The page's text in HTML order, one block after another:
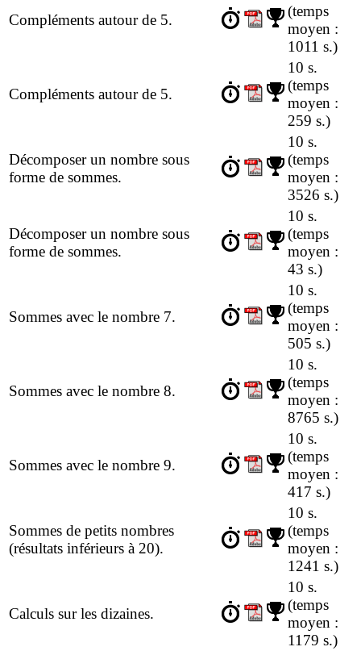
Compléments autour de 5.
(temps
moyen :
1011 s.)
Compléments autour de 5.
10 s.
(temps
moyen :
259 s.)
Décomposer un nombre sous
forme de sommes.
10 s.
(temps
moyen :
3526 s.)
Décomposer un nombre sous
forme de sommes.
10 s.
(temps
moyen :
43 s.)
Sommes avec le nombre 7.
10 s.
(temps
moyen :
505 s.)
Sommes avec le nombre 8.
10 s.
(temps
moyen :
8765 s.)
Sommes avec le nombre 9.
10 s.
(temps
moyen :
417 s.)
Sommes de petits nombres
(résultats inférieurs à 20).
10 s.
(temps
moyen :
1241 s.)
Calculs sur les dizaines.
10 s.
(temps
moyen :
1179 s.)